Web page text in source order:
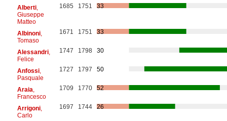
Alberti,
Giuseppe
Matteo
1685 1751 33
Albinoni,
Tomaso
1671 1751 33
Alessandri,
Felice
1747 1798 30
Anfossi,
Pasquale
1727 1797 50
Araia
Francesco
1709 1770 52
Arrigoni,
Carlo
1697 1744 26